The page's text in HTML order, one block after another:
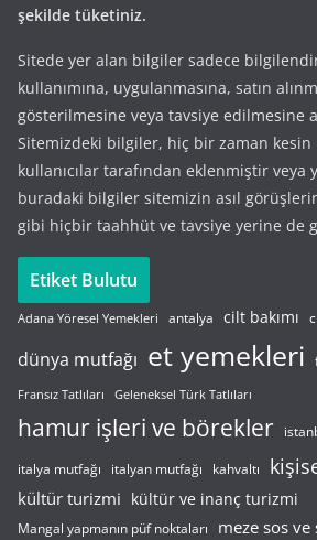
şekilde tüketiniz.
Sitede yer alan bilgiler sadece
kullanımına, uygulanmasına, satın
gösterilmesine veya tavsiye edilmesine
Sitemizdeki bilgiler, hiç bir zaman kesin
kullanıcılar tarafından eklenmiştir veya
buradaki bilgiler sitemizin asıl
gibi hiçbir taahhüt ve tavsiye yerine de
Etiket Bulutu
Adana Yöresel Yemekleri antalya cilt bakımı
dünya mutfağı et yemekleri
Fransız Tatlıları Geleneksel Türk Tatlıları
hamur işleri ve börekler
italya mutfağı italyan mutfağı kahvaltı
kültür turizmi kültür ve inanç turizmi
Mangal yapmanın püf noktaları meze sos ve